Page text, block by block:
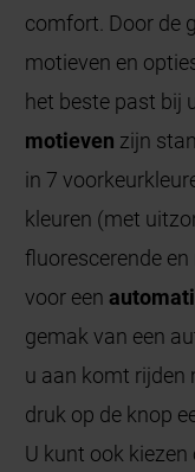
comfort. Door de
motieven en
het beste past bij
motieven zijn
in 7
kleuren (met
fluorescerende
voor een
gemak van een
u aan komt rijden
druk op de knop
U kunt ook